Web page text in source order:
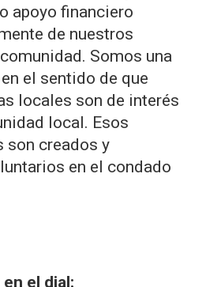
apoyo financiero
de nuestros
Somos una
el sentido de que
locales son de interés
local. Esos
son creados y
en el condado
el dial: